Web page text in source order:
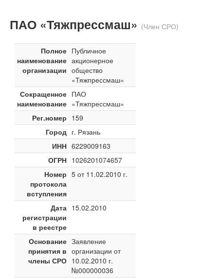
ПАО «Тяжпрессмаш» (Член СРО)
Полное
наименование
организации
Публичное
акционерное
общество
«Тяжпрессмаш»
Сокращенное
наименование
ПАО
«Тяжпрессмаш»
Рег.номер 159
Город г. Рязань
ИНН 6229009163
ОГРН 1026201074657
Номер
протокола
вступления
5 от 11.02.2010 г.
Дата
регистрации
в реестре
15.02.2010
Основание
принятия в
члены СРО
Заявление
организации от
10.02.2010 г.
№000000036